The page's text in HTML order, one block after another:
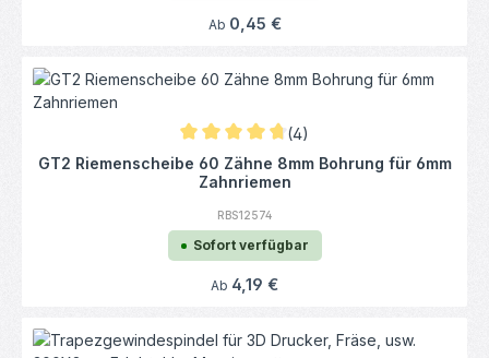
Regulärer Preis:
Ab 0,45 €
Durchschnittliche Bewertung von 4.75 von
(4)
GT2 Riemenscheibe 60 Zähne 8mm Bohrung für 6mm
Zahnriemen
RBS12574
Sofort verfügbar
Regulärer Preis:
Ab 4,19 €